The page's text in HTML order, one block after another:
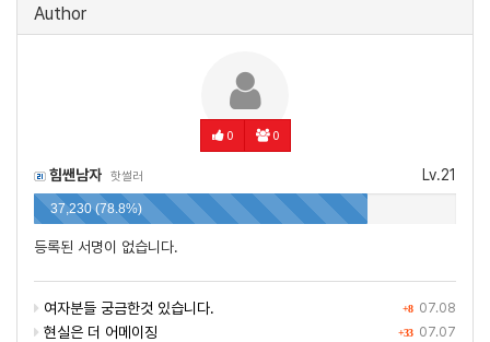
Author
0 0
Lv.21
힘쌘남자 핫썰러
37,230 (78.8%)
등록된 서명이 없습니다.
+8 07.08
여자분들 궁금한것 있습니다.
+33 07.07
현실은 더 어메이징